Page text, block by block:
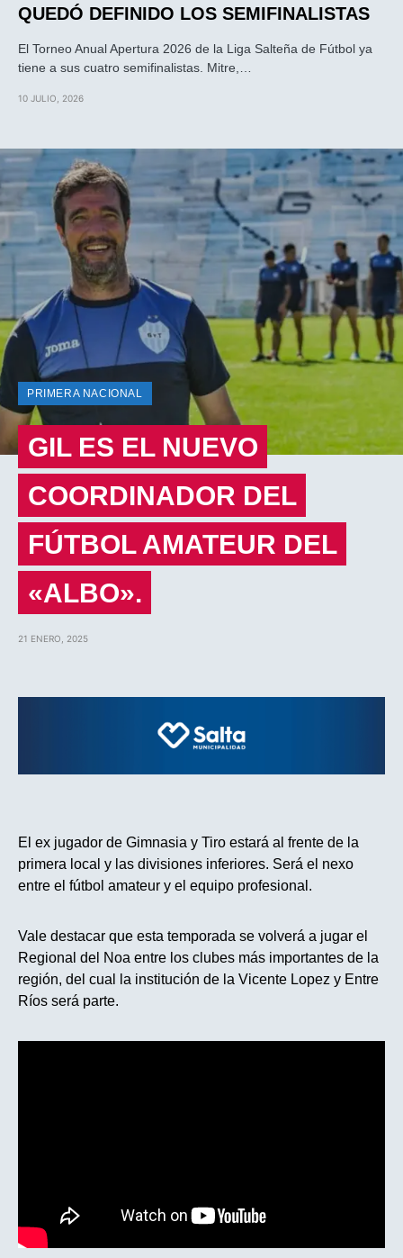
QUEDÓ DEFINIDO LOS SEMIFINALISTAS
El Torneo Anual Apertura 2026 de la Liga Salteña de Fútbol ya
tiene a sus cuatro semifinalistas. Mitre,…
10 JULIO, 2026
PRIMERA NACIONAL
GIL ES EL NUEVO
COORDINADOR DEL
FÚTBOL AMATEUR DEL
«ALBO».
21 ENERO, 2025
El ex jugador de Gimnasia y Tiro estará al frente de la
primera local y las divisiones inferiores. Será el nexo
entre el fútbol amateur y el equipo profesional.
Vale destacar que esta temporada se volverá a jugar el
Regional del Noa entre los clubes más importantes de la
región, del cual la institución de la Vicente Lopez y Entre
Ríos será parte.